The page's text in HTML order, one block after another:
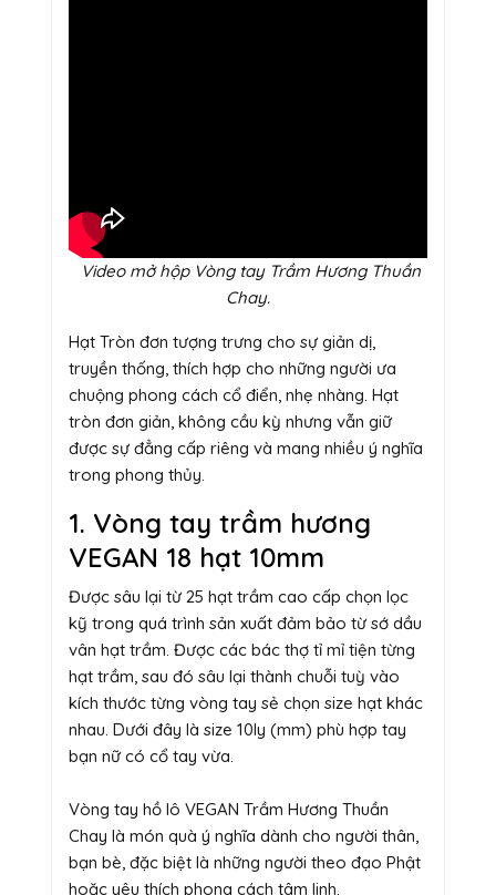
Video mở hộp Vòng tay Trầm Hương Thuần
Chay.
Hạt Tròn đơn tượng trưng cho sự giản dị,
truyền thống, thích hợp cho những người ưa
chuộng phong cách cổ điển, nhẹ nhàng. Hạt
tròn đơn giản, không cầu kỳ nhưng vẫn giữ
được sự đẳng cấp riêng và mang nhiều ý nghĩa
trong phong thủy.
1. Vòng tay trầm hương
VEGAN 18 hạt 10mm
Được sâu lại từ 25 hạt trầm cao cấp chọn lọc
kỹ trong quá trình sản xuất đảm bảo từ sớ dầu
vân hạt trầm. Được các bác thợ tỉ mỉ tiện từng
hạt trầm, sau đó sâu lại thành chuỗi tuỳ vào
kích thước từng vòng tay sẻ chọn size hạt khác
nhau. Dưới đây là size 10ly (mm) phù hợp tay
bạn nữ có cổ tay vừa.
Vòng tay hồ lô VEGAN Trầm Hương Thuần
Chay là món quà ý nghĩa dành cho người thân,
bạn bè, đặc biệt là những người theo đạo Phật
hoặc yêu thích phong cách tâm linh.